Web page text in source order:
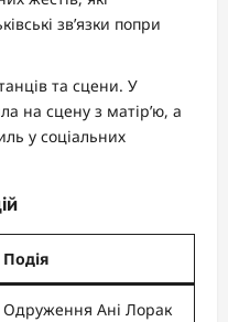
зв’язки попри
та сцени. У
на сцену з матір’ю, а
у соціальних
Подія
Одруження Ані Лорак